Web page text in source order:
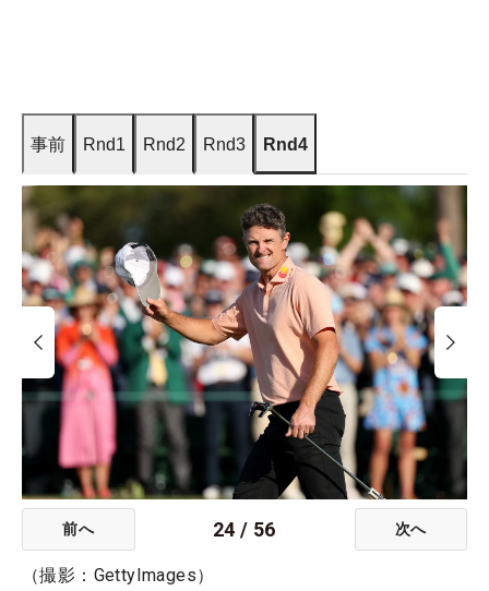
事前 Rnd1 Rnd2 Rnd3 Rnd4
前へ 24 / 56 次へ
（撮影：GettyImages）